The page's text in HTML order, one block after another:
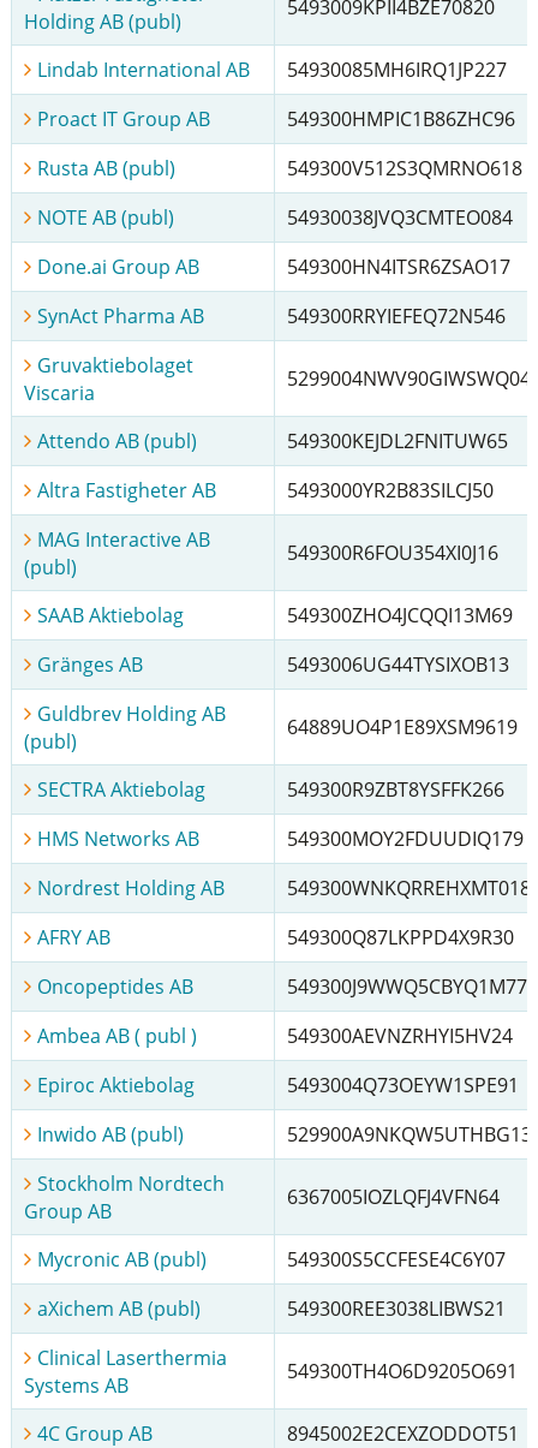
Holding AB (publ)
5493009KPII4BZE70820
Lindab International AB
54930085MH6IRQ1JP227
Proact IT Group AB
549300HMPIC1B86ZHC96
Rusta AB (publ)
549300V512S3QMRNO618
NOTE AB (publ)
54930038JVQ3CMTEO084
Done.ai Group AB
549300HN4ITSR6ZSAO17
SynAct Pharma AB
549300RRYIEFEQ72N546
Gruvaktiebolaget
Viscaria
5299004NWV90GIWSWQ04
Attendo AB (publ)
549300KEJDL2FNITUW65
Altra Fastigheter AB
5493000YR2B83SILCJ50
MAG Interactive AB
(publ)
549300R6FOU354XI0J16
SAAB Aktiebolag
549300ZHO4JCQQI13M69
Gränges AB
5493006UG44TYSIXOB13
Guldbrev Holding AB
(publ)
64889UO4P1E89XSM9619
SECTRA Aktiebolag
549300R9ZBT8YSFFK266
HMS Networks AB
549300MOY2FDUUDIQ179
Nordrest Holding AB
549300WNKQRREHXMT018
AFRY AB
549300Q87LKPPD4X9R30
Oncopeptides AB
549300J9WWQ5CBYQ1M77
Ambea AB ( publ )
549300AEVNZRHYI5HV24
Epiroc Aktiebolag
5493004Q73OEYW1SPE91
Inwido AB (publ)
529900A9NKQW5UTHBG13
Stockholm Nordtech
Group AB
6367005IOZLQFJ4VFN64
Mycronic AB (publ)
549300S5CCFESE4C6Y07
aXichem AB (publ)
549300REE3038LIBWS21
Clinical Laserthermia
Systems AB
549300TH4O6D9205O691
4C Group AB
8945002E2CEXZODDOT51